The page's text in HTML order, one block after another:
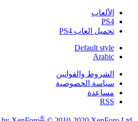
الألعاب
PS4
تحميل العاب PS4
Default style
Arabic
الشروط والقوانين
سياسة الخصوصية
مساعدة
RSS
®